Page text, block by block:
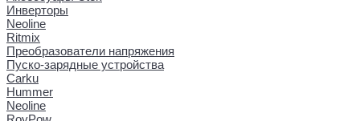
Инверторы
Neoline
Ritmix
Преобразователи напряжения
Пуско-зарядные устройства
Carku
Hummer
Neoline